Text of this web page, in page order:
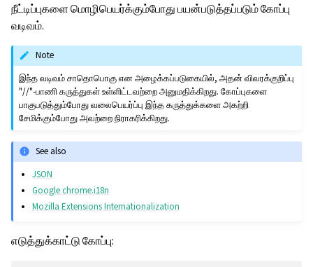
நீட்டிப்புகளை மொழிபெயர்க்கும்போது பயன்படுத்தப்படும் கோப்பு
வடிவம்.
Note
இந்த வடிவம் சாதொபொகு என அழைக்கப்படுகையில், அதன் விவரக்குறிப்பு
"//"-பாணி கருத்துகள் உள்ளிட்டவற்றை அனுமதிக்கிறது. கோப்புகளை
பாகுபடுத்தும்போது வலைபெயர்ப்பு இந்த கருத்துக்களை அகற்றி
சேமிக்கும்போது அவற்றை நிராகரிக்கிறது.
See also
JSON
Google chrome.i18n
Mozilla Extensions Internationalization
எடுத்துக்காட்டு கோப்பு: